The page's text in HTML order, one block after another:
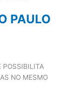
PAULO
POSSIBILITA
NO MESMO